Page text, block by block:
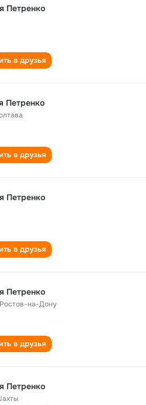
Петренко
в друзья
Петренко
в друзья
Петренко
в друзья
Петренко
Ростов-на-Дону
в друзья
Петренко